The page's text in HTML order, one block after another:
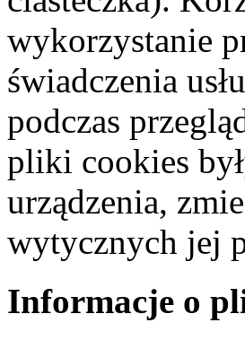
wykorzystanie
świadczenia
podczas
pliki cookies
urządzenia,
wytycznych jej
Informacje o